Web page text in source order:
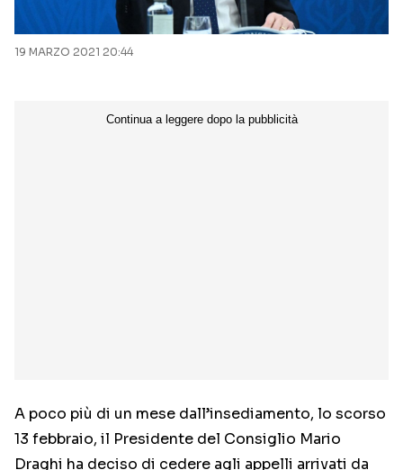
19 MARZO 2021 20:44
A poco più di un mese dall’insediamento, lo scorso
13 febbraio, il Presidente del Consiglio Mario
Draghi ha deciso di cedere agli appelli arrivati da